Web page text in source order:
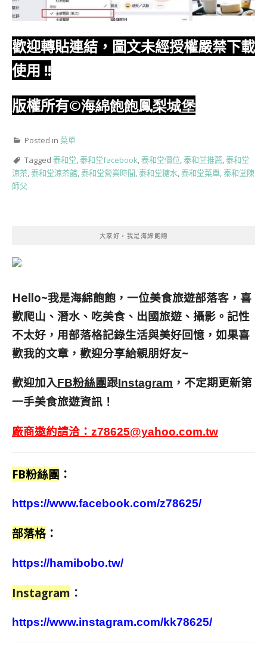
歡迎轉貼連結，圖文未經授權嚴禁下載
使用 !!
版權所有©海綿飽飽鳳梨城堡
Posted in 菜單
Tagged 泰和堂,泰和堂facebook,泰和堂價位,泰和堂推薦,泰和堂
涼茶,泰和堂涼茶館,泰和堂營業時間,泰和堂糖水,泰和堂菜單,泰和堂陳
師父
大家好，我是海綿飽飽
Hello~我是海綿飽飽，一位美食旅遊部落客， 喜
歡爬山、潛水、吃美食、出國旅遊、攝影。 記性
不太好，用部落格記錄生活與美好回憶， 如果喜
歡我的文章，歡迎分享給親朋好友~
歡迎加入FB粉絲團跟Instagram ，不定期更新第
一手美食旅遊資訊！
廠商邀約請洽： z78625@yahoo.com.tw
FB粉絲團 ：
https://www.facebook.com/z78625/
部落格 ：
https://hamibobo.tw/
Instagram ：
https://www.instagram.com/kk78625/